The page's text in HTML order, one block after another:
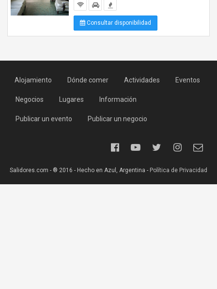
Consultar disponibilidad
Alojamiento Dónde comer Actividades Eventos
Negocios Lugares Información
Publicar un evento Publicar un negocio
Salidores.com - ® 2016 - Hecho en Azul, Argentina - Política de Privacidad